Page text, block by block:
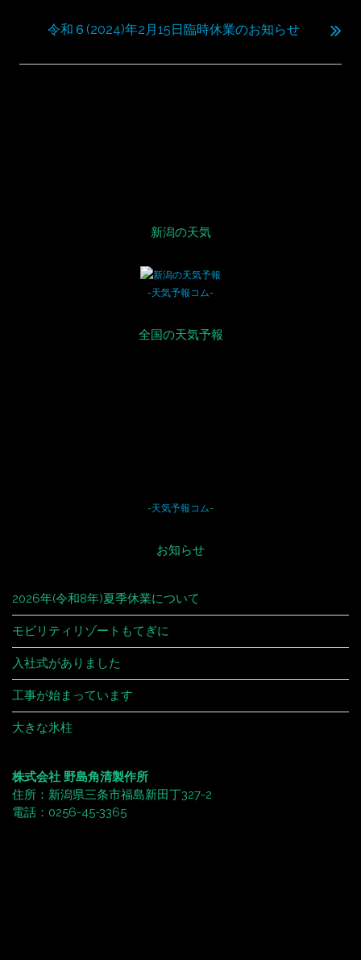
令和６(2024)年2月15日臨時休業のお知らせ
新潟の天気
-天気予報コム-
全国の天気予報
-天気予報コム-
お知らせ
2026年(令和8年)夏季休業について
モビリティリゾートもてぎに
入社式がありました
工事が始まっています
大きな氷柱
株式会社 野島角清製作所
住所：新潟県三条市福島新田丁327-2
電話：0256-45-3365